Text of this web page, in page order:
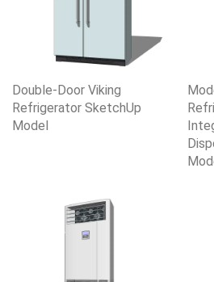
Double-Door Viking
Refrigerator SketchUp
Model